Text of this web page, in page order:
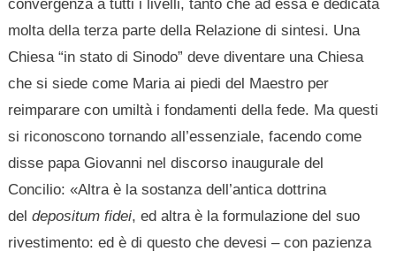
convergenza a tutti i livelli, tanto che ad essa è dedicata
molta della terza parte della Relazione di sintesi. Una
Chiesa “in stato di Sinodo” deve diventare una Chiesa
che si siede come Maria ai piedi del Maestro per
reimparare con umiltà i fondamenti della fede. Ma questi
si riconoscono tornando all’essenziale, facendo come
disse papa Giovanni nel discorso inaugurale del
Concilio: «Altra è la sostanza dell’antica dottrina
del depositum fidei, ed altra è la formulazione del suo
rivestimento: ed è di questo che devesi – con pazienza